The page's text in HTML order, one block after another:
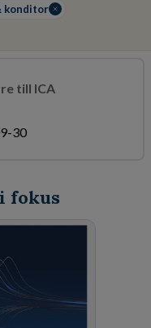
konditor
till ICA
30
fokus